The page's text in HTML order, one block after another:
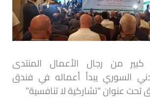
من رجال الأعمال المنتدى
السوري يبدأ أعماله في فندق
تحت عنوان “تشاركية لا تنافسية”